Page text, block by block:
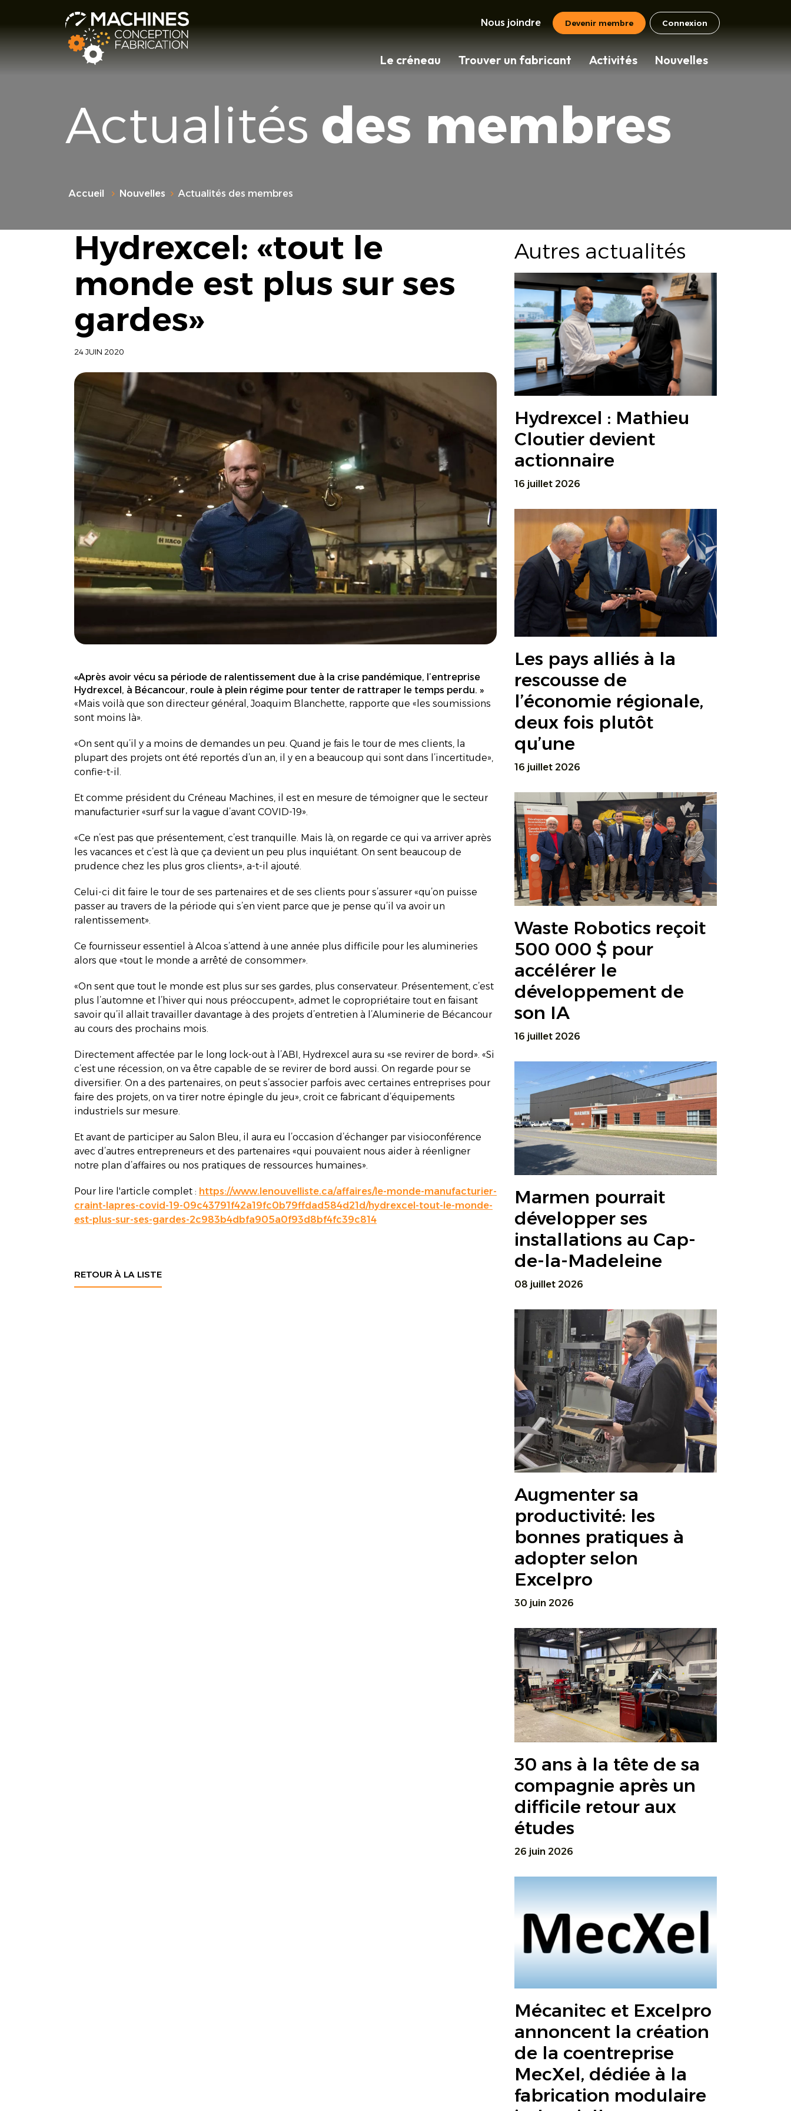
Nous joindre Devenir membre Connexion
Le créneau Trouver un fabricant Activités Nouvelles
Actualités des membres
Accueil Nouvelles Actualités des membres
Hydrexcel: «tout le
monde est plus sur ses
gardes»
24 JUIN 2020
«Après avoir vécu sa période de ralentissement due à la crise pandémique, l’entreprise
Hydrexcel, à Bécancour, roule à plein régime pour tenter de rattraper le temps perdu. »
«Mais voilà que son directeur général, Joaquim Blanchette, rapporte que «les soumissions
sont moins là».
«On sent qu’il y a moins de demandes un peu. Quand je fais le tour de mes clients, la
plupart des projets ont été reportés d’un an, il y en a beaucoup qui sont dans l’incertitude»,
confie-t-il.
Et comme président du Créneau Machines, il est en mesure de témoigner que le secteur
manufacturier «surf sur la vague d’avant COVID-19».
«Ce n’est pas que présentement, c’est tranquille. Mais là, on regarde ce qui va arriver après
les vacances et c’est là que ça devient un peu plus inquiétant. On sent beaucoup de
prudence chez les plus gros clients», a-t-il ajouté.
Celui-ci dit faire le tour de ses partenaires et de ses clients pour s’assurer «qu’on puisse
passer au travers de la période qui s’en vient parce que je pense qu’il va avoir un
ralentissement».
Ce fournisseur essentiel à Alcoa s’attend à une année plus difficile pour les alumineries
alors que «tout le monde a arrêté de consommer».
«On sent que tout le monde est plus sur ses gardes, plus conservateur. Présentement, c’est
plus l’automne et l’hiver qui nous préoccupent», admet le copropriétaire tout en faisant
savoir qu’il allait travailler davantage à des projets d’entretien à l’Aluminerie de Bécancour
au cours des prochains mois.
Directement affectée par le long lock-out à l’ABI, Hydrexcel aura su «se revirer de bord». «Si
c’est une récession, on va être capable de se revirer de bord aussi. On regarde pour se
diversifier. On a des partenaires, on peut s’associer parfois avec certaines entreprises pour
faire des projets, on va tirer notre épingle du jeu», croit ce fabricant d’équipements
industriels sur mesure.
Et avant de participer au Salon Bleu, il aura eu l’occasion d’échanger par visioconférence
avec d’autres entrepreneurs et des partenaires «qui pouvaient nous aider à réenligner
notre plan d’affaires ou nos pratiques de ressources humaines».
Pour lire l'article complet : https://www.lenouvelliste.ca/affaires/le-monde-manufacturier-
craint-lapres-covid-19-09c43791f42a19fc0b79ffdad584d21d/hydrexcel-tout-le-monde-
est-plus-sur-ses-gardes-2c983b4dbfa905a0f93d8bf4fc39c814
RETOUR À LA LISTE
Autres actualités
Hydrexcel : Mathieu
Cloutier devient
actionnaire
16 juillet 2026
Les pays alliés à la
rescousse de
l’économie régionale,
deux fois plutôt
qu’une
16 juillet 2026
Waste Robotics reçoit
500 000 $ pour
accélérer le
développement de
son IA
16 juillet 2026
Marmen pourrait
développer ses
installations au Cap-
de-la-Madeleine
08 juillet 2026
Augmenter sa
productivité: les
bonnes pratiques à
adopter selon
Excelpro
30 juin 2026
30 ans à la tête de sa
compagnie après un
difficile retour aux
études
26 juin 2026
Mécanitec et Excelpro
annoncent la création
de la coentreprise
MecXel, dédiée à la
fabrication modulaire